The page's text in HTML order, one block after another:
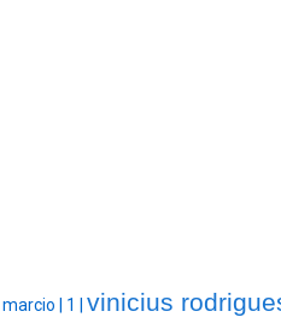
marcio | 1 | vinicius